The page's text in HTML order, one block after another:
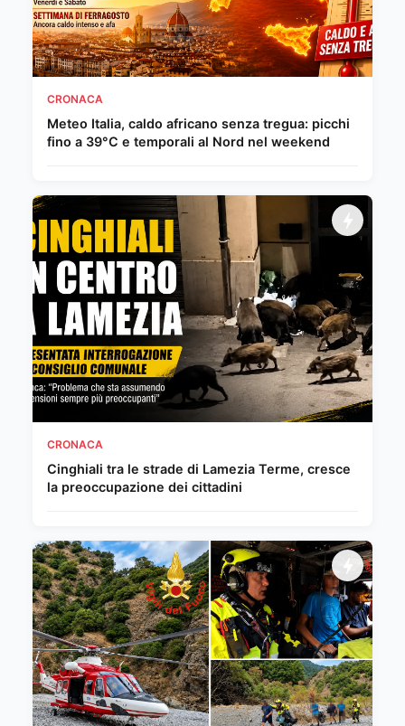
CRONACA
Meteo Italia, caldo africano senza tregua: picchi
fino a 39°C e temporali al Nord nel weekend
CRONACA
Cinghiali tra le strade di Lamezia Terme, cresce
la preoccupazione dei cittadini